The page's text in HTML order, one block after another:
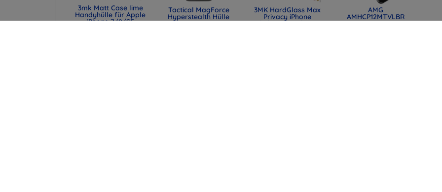
3mk Matt Case lime
Handyhülle für Apple
iPhone 7/8/SE
Tactical MagForce
Hyperstealth Hülle
für iPhone
3MK HardGlass Max
Privacy iPhone
7/8/SE (2020/2022)
AMG
AMHCP12MTVLBR
transparentes